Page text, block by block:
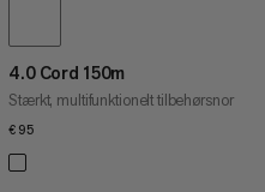
4.0 Cord 150m
Stærkt, multifunktionelt tilbehørsnor
€95